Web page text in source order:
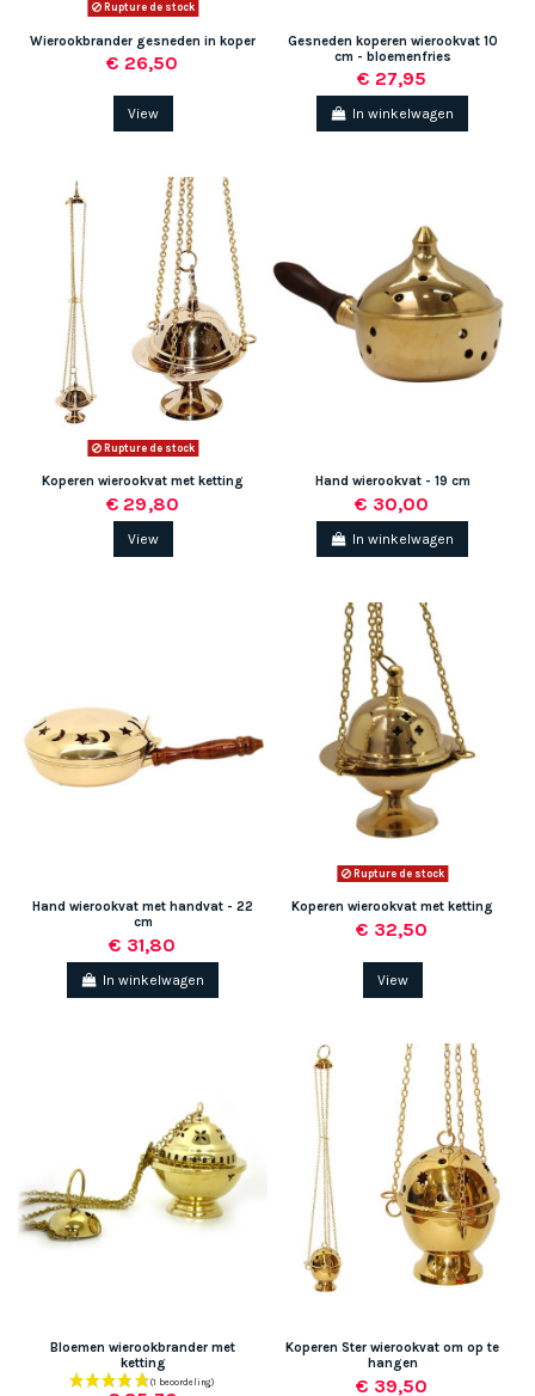
Rupture de stock
Wierookbrander gesneden in koper
€ 26,50
View
Gesneden koperen wierookvat 10
cm - bloemenfries
€ 27,95
In winkelwagen
Rupture de stock
Koperen wierookvat met ketting
€ 29,80
View
Hand wierookvat - 19 cm
€ 30,00
In winkelwagen
Hand wierookvat met handvat - 22
cm
€ 31,80
In winkelwagen
Rupture de stock
Koperen wierookvat met ketting
€ 32,50
View
Bloemen wierookbrander met
ketting
Koperen Ster wierookvat om op te
hangen
€ 39,50